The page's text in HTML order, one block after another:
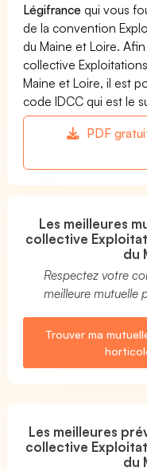
Légifrance qui vous
de la convention
du Maine et Loire.
collective
Maine et Loire, il est
code IDCC qui est le
PDF
Les meilleures
collective
du
Respectez votre
meilleure mutuelle
Trouver ma
Les meilleures
collective
du